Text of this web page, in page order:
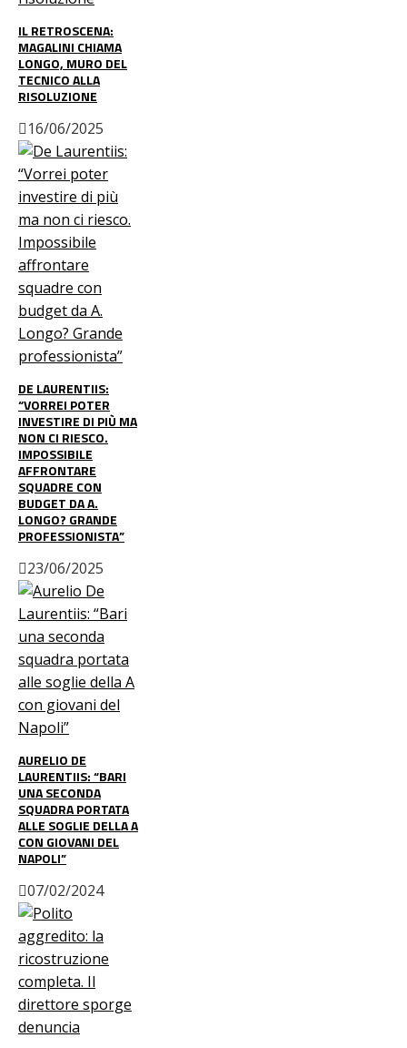
IL RETROSCENA:
MAGALINI CHIAMA
LONGO, MURO DEL
TECNICO ALLA
RISOLUZIONE
16/06/2025
DE LAURENTIIS:
“VORREI POTER
INVESTIRE DI PIÙ MA
NON CI RIESCO.
IMPOSSIBILE
AFFRONTARE
SQUADRE CON
BUDGET DA A.
LONGO? GRANDE
PROFESSIONISTA”
23/06/2025
AURELIO DE
LAURENTIIS: “BARI
UNA SECONDA
SQUADRA PORTATA
ALLE SOGLIE DELLA A
CON GIOVANI DEL
NAPOLI”
07/02/2024